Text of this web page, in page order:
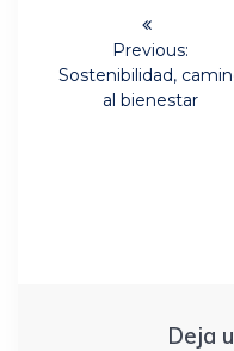
entradas
Previous:
Previous
Sostenibilidad,
al bienestar
Deja